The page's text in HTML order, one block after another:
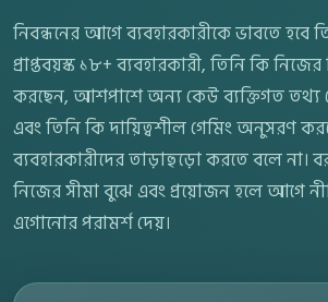
নিবন্ধনের আগে ব্যবহারকারীকে ভাবতে হবে
প্রাপ্তবয়স্ক ১৮+ ব্যবহারকারী, তিনি কি
করছেন, আশপাশে অন্য কেউ ব্যক্তিগত তথ্য
এবং তিনি কি দায়িত্বশীল গেমিং অনুসরণ
ব্যবহারকারীদের তাড়াহুড়ো করতে বলে না।
নিজের সীমা বুঝে এবং প্রয়োজন হলে আগে
এগোনোর পরামর্শ দেয়।